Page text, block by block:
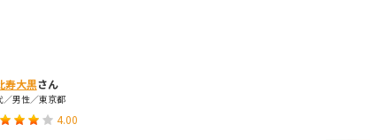
寿大黒さん
／男性／東京都
4.00